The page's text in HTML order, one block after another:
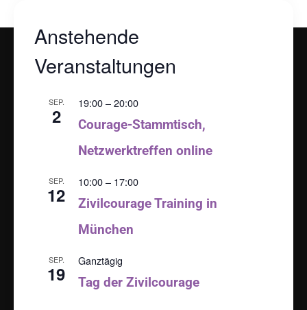
Anstehende
Veranstaltungen
SEP.
2
19:00–20:00
Courage-Stammtisch,
Netzwerktreffen online
SEP.
12
10:00– 17:00
Zivilcourage Training in
München
SEP.
19
Ganztägig
Tag der Zivilcourage